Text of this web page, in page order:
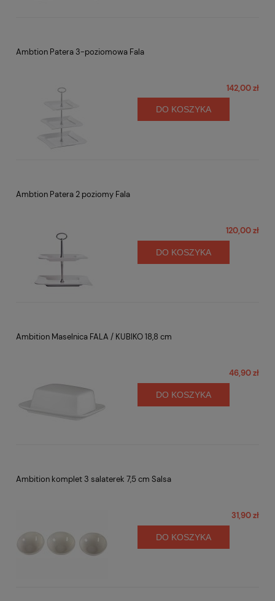
Ambtion Patera 3-poziomowa Fala
142,00 zł
DO KOSZYKA
Ambtion Patera 2 poziomy Fala
120,00 zł
DO KOSZYKA
Ambition Maselnica FALA / KUBIKO 18,8 cm
46,90 zł
DO KOSZYKA
Ambition komplet 3 salaterek 7,5 cm Salsa
31,90 zł
DO KOSZYKA